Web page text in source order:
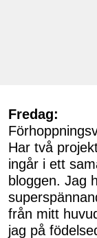
Fredag:
Har två
ingår i ett
bloggen. Jag
från mitt
jag på